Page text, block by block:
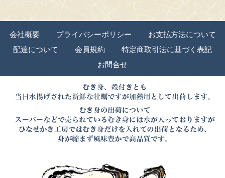
会社概要 プライバシーポリシー
お支払方法について
配達について
会員規約
特定商取引法に基づく表記
お問合せ